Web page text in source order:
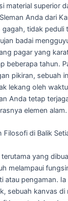
material superior
Anda dari
tidak peduli
badai
pagar yang
beberapa tahun.
pikiran, sebuah
lekang oleh
Anda tetap
elemen alam.
Filosofi di Balik
terutama yang
melampaui
atau pengaman. Ia
sebuah kanvas di